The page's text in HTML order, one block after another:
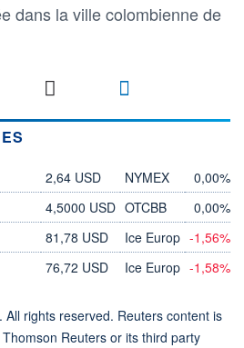
dans la ville colombienne de
2,64 USD NYMEX 0,00%
4,5000 USD OTCBB 0,00%
81,78 USD Ice Europ -1,56%
76,72 USD Ice Europ -1,58%
rights reserved. Reuters content is
Reuters or its third party